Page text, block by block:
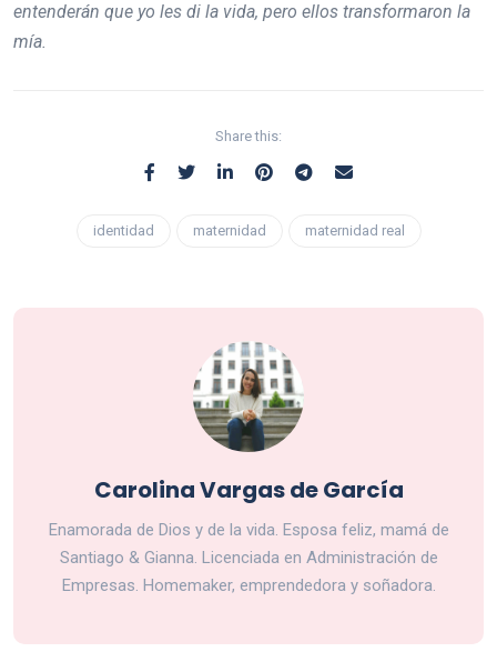
entenderán que yo les di la vida, pero ellos transformaron la
mía.
Share this:
identidad maternidad maternidad real
Carolina Vargas de García
Enamorada de Dios y de la vida. Esposa feliz, mamá de
Santiago & Gianna. Licenciada en Administración de
Empresas. Homemaker, emprendedora y soñadora.